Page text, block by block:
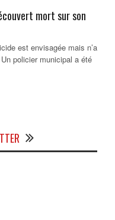
mort sur son
est envisagée mais n’a
policier municipal a été